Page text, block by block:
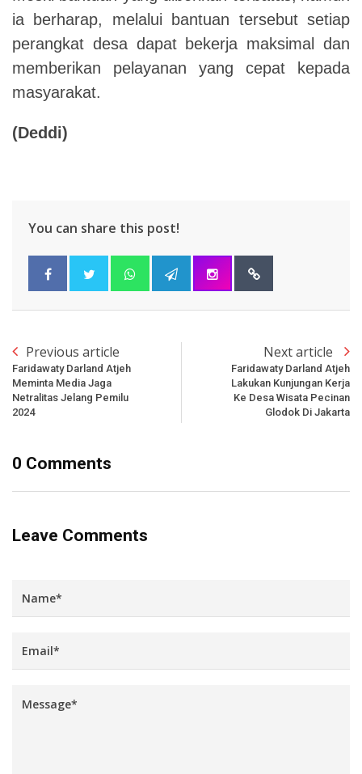
ia berharap, melalui bantuan tersebut setiap
perangkat desa dapat bekerja maksimal dan
memberikan pelayanan yang cepat kepada
masyarakat.
(Deddi)
You can share this post!
Previous article
Faridawaty Darland Atjeh
Meminta Media Jaga
Netralitas Jelang Pemilu
2024
Next article
Faridawaty Darland Atjeh
Lakukan Kunjungan Kerja
Ke Desa Wisata Pecinan
Glodok Di Jakarta
0 Comments
Leave Comments